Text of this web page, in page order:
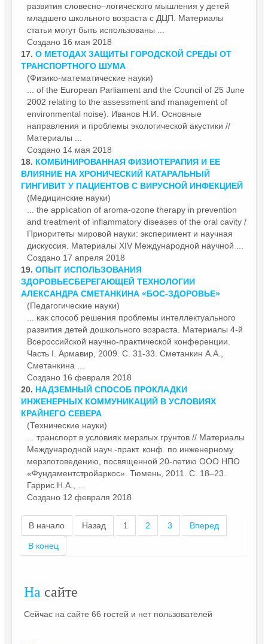
развития словесно–логического мышления у детей
младшего школьного возраста с ДЦП. Материалы
статьи могут быть использованы ...
Создано 16 мая 2018
17. О МЕТОДАХ ЗАЩИТЫ ГОРОДСКОЙ СРЕДЫ ОТ
ТРАНСПОРТНОГО ШУМА
(Физико-математические науки)
... of the European Parliament and the Council of 25 June
2002 relating to the assessment and management of
environmental noise). Иванов Н.И. Основные
направления и проблемы экологической акустики //
Материалы
Создано 14 мая 2018
18. КОМБИНИРОВАННАЯ ФИЗИОТЕРАПИЯ И ЕЕ
ВЛИЯНИЕ НА ХРОНИЧЕСКИЙ КАТАРАЛЬНЫЙ
ГИНГИВИТ У ПАЦИЕНТОВ С ВИРУСНОЙ ИНФЕКЦИЕЙ
(Медицинские науки)
... the application of aroma-ozone therapy in prevention
and treatment of inflammatory diseases of the oral cavity /
Приоритеты мировой науки: эксперимент и научная
дискуссия. Материалы XIV Международной научной ...
Создано 17 апреля 2018
19. ОПЫТ ИСПОЛЬЗОВАНИЯ
ЗДОРОВЬЕСБЕРЕГАЮЩЕЙ ТЕХНОЛОГИИ
АЛЕКСАНДРА СМЕТАНКИНА «БОС-ЗДОРОВЬЕ»
(Педагогические науки)
... как способ решения проблемы интеллектуального
развития детей дошкольного возраста. Материалы 4-й
Всероссийской научно-практической конференции.
Часть I. Армавир, 2009. С. 31-33. Сметанкин А.А.,
Сметанкина ...
Создано 16 февраля 2018
20. НАДЗЕМНЫЙ СПОСОБ ПРОКЛАДКИ
ИНЖЕНЕРНЫХ КОММУНИКАЦИЙ В УСЛОВИЯХ
КРАЙНЕГО СЕВЕРА
(Технические науки)
... транспорт в условиях мерзлых грунтов // Материалы
Международной науч.-практ. конф. по инженерному
мерзлотоведению, посвященной 20-летию ООО НПО
«Фундаментстройаркос». Тюмень, 2011. С. 18–23.
Гаррис Н.А., ...
Создано 12 февраля 2018
В начало Назад 1 2 3 Вперед
В конец
На сайте
Сейчас на сайте 66 гостей и нет пользователей